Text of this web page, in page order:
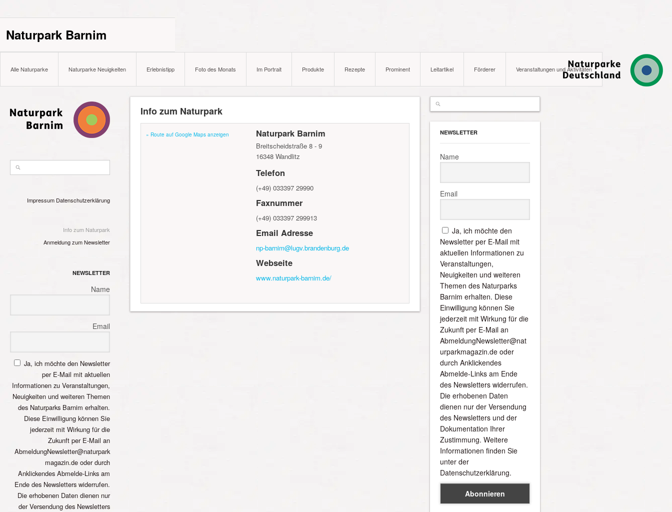
Naturpark Barnim
Alle Naturparke Naturparke Neuigkeiten Erlebnistipp Foto des Monats Im Portrait Produkte Rezepte Prominent Leitartikel Förderer Veranstaltungen und Aktivitäten
Impressum Datenschutzerklärung
Info zum Naturpark
Anmeldung zum Newsletter
NEWSLETTER
Name
Email
Ja, ich möchte den Newsletter
per E-Mail mit aktuellen
Informationen zu Veranstaltungen,
Neuigkeiten und weiteren Themen
des Naturparks Barnim erhalten.
Diese Einwilligung können Sie
jederzeit mit Wirkung für die
Zukunft per E-Mail an
AbmeldungNewsletter@naturpark
magazin.de oder durch
Anklickendes Abmelde-Links am
Ende des Newsletters widerrufen.
Die erhobenen Daten dienen nur
der Versendung des Newsletters
Info zum Naturpark
Naturpark Barnim
Breitscheidstraße 8 - 9
16348 Wandlitz
Telefon
(+49) 033397 29990
Faxnummer
(+49) 033397 299913
Email Adresse
np-barnim@lugv.brandenburg.de
Webseite
www.naturpark-barnim.de/
» Route auf Google Maps anzeigen NEWSLETTER
Name
Email
Ja, ich möchte den
Newsletter per E-Mail mit
aktuellen Informationen zu
Veranstaltungen,
Neuigkeiten und weiteren
Themen des Naturparks
Barnim erhalten. Diese
Einwilligung können Sie
jederzeit mit Wirkung für die
Zukunft per E-Mail an
AbmeldungNewsletter@nat
urparkmagazin.de oder
durch Anklickendes
Abmelde-Links am Ende
des Newsletters widerrufen.
Die erhobenen Daten
dienen nur der Versendung
des Newsletters und der
Dokumentation Ihrer
Zustimmung. Weitere
Informationen finden Sie
unter der
Datenschutzerklärung.